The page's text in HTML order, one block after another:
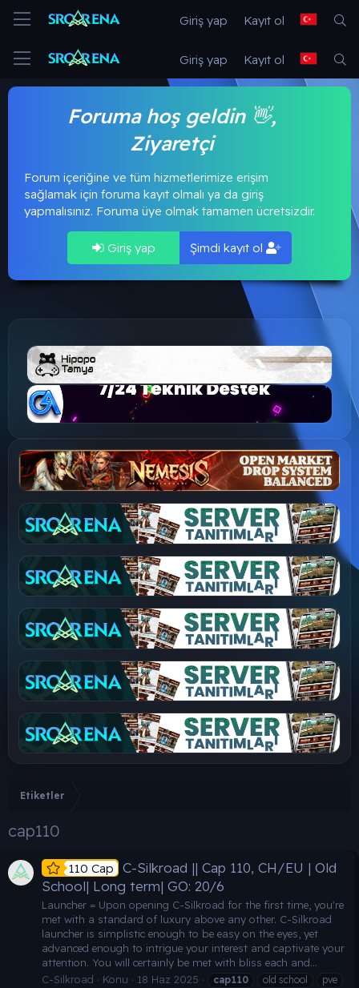
Giriş yap Kayıt ol
Giriş yap Kayıt ol
Foruma hoş geldin 👋,
Ziyaretçi
Forum içeriğine ve tüm hizmetlerimize erişim
sağlamak için foruma kayıt olmalı ya da giriş
yapmalısınız. Foruma üye olmak tamamen ücretsizdir.
Giriş yap Şimdi kayıt ol
Etiketler
cap110
110 Cap
C-Silkroad || Cap 110, CH/EU | Old
School| Long term| GO: 20/6
Launcher = Upon opening C-Silkroad for the first time, you're
met with a standard of luxury above any other. C-Silkroad
launcher is simplistic enough to be easy on the eyes, yet
advanced enough to intrigue your interest and captivate your
attention. You will certainly be met with bliss each and...
C-Silkroad
Konu 18 Haz 2025 cap110 old school pve